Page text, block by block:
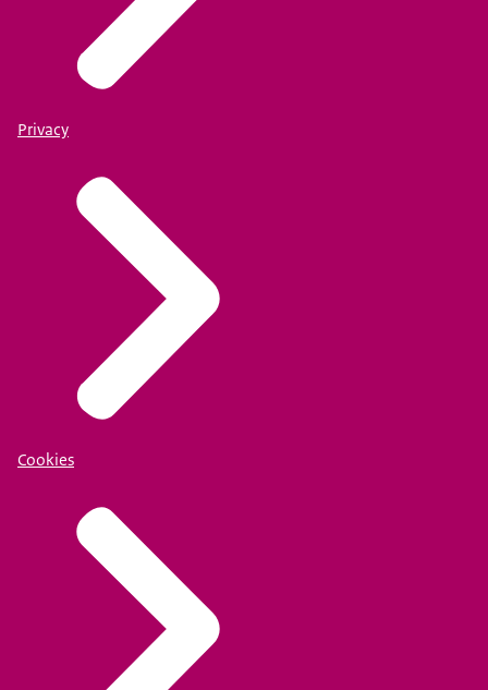
Privacy
Cookies